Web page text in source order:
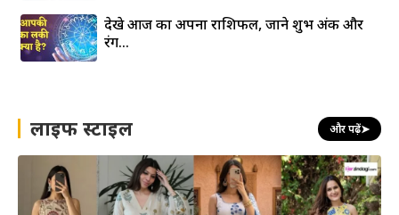
देखे आज का अपना राशिफल, जाने शुभ अंक और
रंग…
लाइफ स्टाइल और पढ़ें➤